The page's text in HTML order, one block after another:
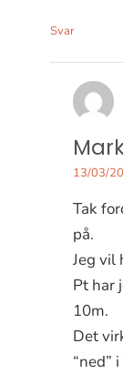
Svar
13/03/
Tak
på.
Jeg vil
Pt har
10m.
Det
“ned”